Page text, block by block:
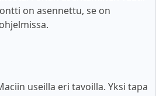
on asennettu, se on
useilla eri tavoilla. Yksi tapa